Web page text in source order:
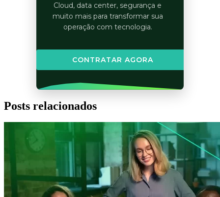
Cloud, data center, segurança e
muito mais para transformar sua
operação com tecnologia.
CONTRATAR AGORA
Posts relacionados